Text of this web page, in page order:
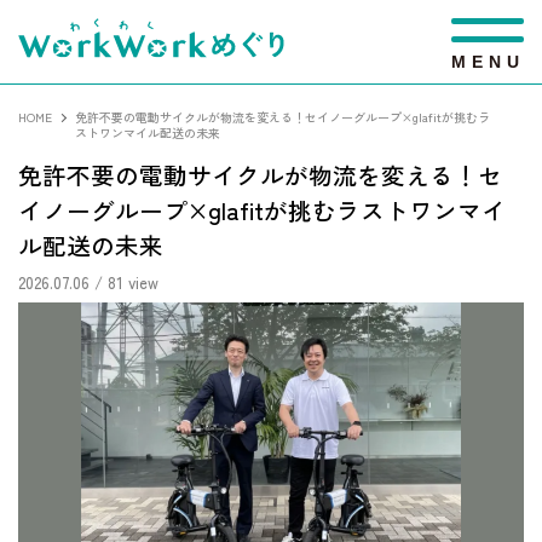
M E N U
HOME
免許不要の電動サイクルが物流を変える！セイノーグループ×glafitが挑むラ
ストワンマイル配送の未来
免許不要の電動サイクルが物流を変える！セ
イノーグループ×glafitが挑むラストワンマイ
ル配送の未来
2026.07.06 / 81 view